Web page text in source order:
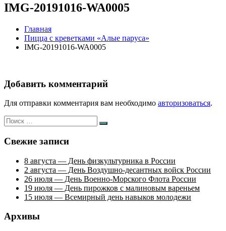
IMG-20191016-WA0005
Главная
Пицца с креветками «Алые паруса»
IMG-20191016-WA0005
Добавить комментарий
Для отправки комментария вам необходимо авторизоваться.
Искать:
Поиск
Свежие записи
8 августа — День физкультурника в России
2 августа — День Воздушно-десантных войск России
26 июля — День Военно-Морского Флота России
19 июля — День пирожков с малиновым вареньем
15 июля — Всемирный день навыков молодежи
Архивы